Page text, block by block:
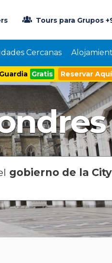
Gratis Reservar Aquí
Tours para Grupos
Cercanas
gobierno de la City